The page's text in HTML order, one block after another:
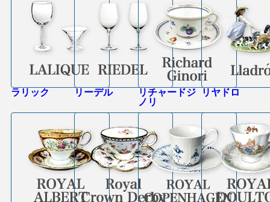
ラリック リーデル
リチャードジ
ノリ
リヤドロ